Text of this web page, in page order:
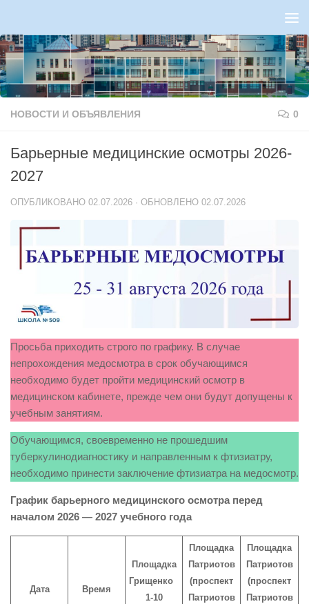
НОВОСТИ И ОБЪЯВЛЕНИЯ 0
Барьерные медицинские осмотры 2026-
2027
ОПУБЛИКОВАНО 02.07.2026 · ОБНОВЛЕНО 02.07.2026
Просьба приходить строго по графику. В случае
непрохождения медосмотра в срок обучающимся
необходимо будет пройти медицинский осмотр в
медицинском кабинете, прежде чем они будут допущены к
учебным занятиям.
Обучающимся, своевременно не прошедшим
туберкулинодиагностику и направленным к фтизиатру,
необходимо принести заключение фтизиатра на медосмотр.
График барьерного медицинского осмотра перед
началом 2026 — 2027 учебного года
Дата Время
Площадка
Грищенко
1-10
Площадка
Патриотов
(проспект
Патриотов
Площадка
Патриотов
(проспект
Патриотов